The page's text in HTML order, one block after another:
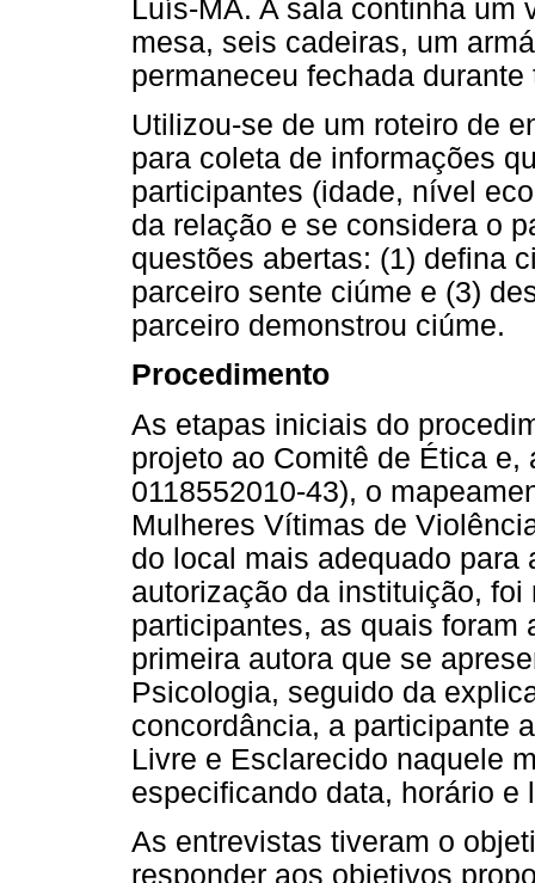
Luís-MA. A sala continha um
mesa, seis cadeiras, um
permaneceu fechada
Utilizou-se de um roteiro de
para coleta de informações
participantes (idade, nível
da relação e se considera o
questões abertas: (1) defina
parceiro sente ciúme e (3)
parceiro demonstrou ciúme.
Procedimento
As etapas iniciais do
projeto ao Comitê de Ética
0118552010-43), o
Mulheres Vítimas de
do local mais adequado
autorização da instituição,
participantes, as quais foram
primeira autora que se
Psicologia, seguido da
concordância, a participante
Livre e Esclarecido naquele
especificando data, horário e
As entrevistas tiveram o
responder aos objetivos